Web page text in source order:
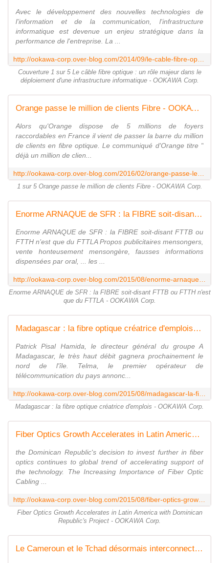
Avec le développement des nouvelles technologies de
l'information et de la communication, l'infrastructure
informatique est devenue un enjeu stratégique dans la
performance de l'entreprise. La ...
Couverture 1 sur 5 Le câble fibre optique : un rôle majeur dans le
déploiement d'une infrastructure informatique - OOKAWA Corp.
Orange passe le million de clients Fibre - OOKAWA Corp.
Alors qu'Orange dispose de 5 millions de foyers
raccordables en France il vient de passer la barre du million
de clients en fibre optique. Le communiqué d'Orange titre "
déjà un million de clien...
1 sur 5 Orange passe le million de clients Fibre - OOKAWA Corp.
Enorme ARNAQUE de SFR : la FIBRE soit-disant FTTB ou FTTH n'est que du FTTLA - OOKAWA Corp.
Enorme ARNAQUE de SFR : la FIBRE soit-disant FTTB ou
FTTH n'est que du FTTLA Propos publicitaires mensongers,
vente honteusement mensongère, fausses informations
dispensées par oral, ... les ...
Enorme ARNAQUE de SFR : la FIBRE soit-disant FTTB ou FTTH n'est
que du FTTLA - OOKAWA Corp.
Madagascar : la fibre optique créatrice d'emplois - OOKAWA Corp.
Patrick Pisal Hamida, le directeur général du groupe A
Madagascar, le très haut débit gagnera prochainement le
nord de l'île. Telma, le premier opérateur de
télécommunication du pays annonc...
Madagascar : la fibre optique créatrice d'emplois - OOKAWA Corp.
Fiber Optics Growth Accelerates in Latin America with Dominican Republic's Project - OOKAWA Corp.
the Dominican Republic's decision to invest further in fiber
optics continues to global trend of accelerating support of
the technology. The Increasing Importance of Fiber Optic
Cabling ...
Fiber Optics Growth Accelerates in Latin America with Dominican
Republic's Project - OOKAWA Corp.
Le Cameroun et le Tchad désormais interconnectés - OOKAWA Corp.